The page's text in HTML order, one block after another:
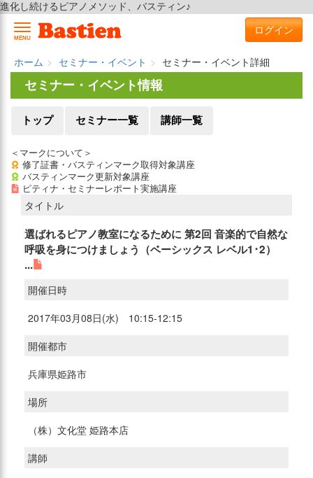
進化し続けるピアノメソッド、バスティン♪
MENU
ログイン
ホーム セミナー・イベント
セミナー・イベント詳細
セミナー・イベント情報
トップ セミナー一覧 講師一覧
＜マークについて＞
修了証書・バスティンマーク取得対象講座
バスティンマーク更新対象講座
ピティナ・セミナーレポート実施講座
タイトル
選ばれるピアノ教室になるために 第2回 音楽的で自然な
呼吸を身につけましょう（ベーシックス レベル1･2）
...
開催日時
2017年03月08日(水) 10:15-12:15
開催都市
兵庫県姫路市
場所
（株）文化堂 姫路本店
講師